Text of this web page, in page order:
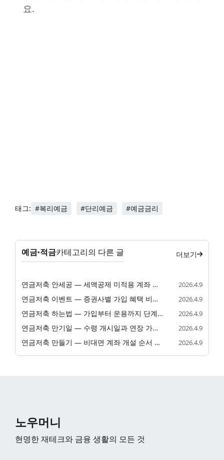
요.
태그: #복리예금 #단리예금 #예금금리
예금·적금카테고리의 다른 글 더보기
연금저축 안세공 — 세액공제 미적용 계좌 활용법 2026.4.9
연금저축 이벤트 — 증권사별 가입 혜택 비교 2026 2026.4.9
연금저축 하는법 — 가입부터 운용까지 단계 안내 2026.4.9
연금저축 만기일 — 수령 개시일과 연장 가능 여부 2026.4.9
연금저축 만들기 — 비대면 계좌 개설 순서 안내 2026.4.9
노우머니
현명한 재테크와 금융 생활의 모든 것